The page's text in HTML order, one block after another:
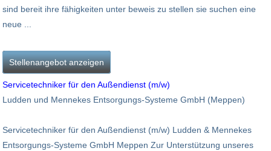
sind bereit ihre fähigkeiten unter beweis zu stellen sie suchen eine
neue ...
Stellenangebot anzeigen
Servicetechniker für den Außendienst (m/w)
Ludden und Mennekes Entsorgungs-Systeme GmbH (Meppen)
Servicetechniker für den Außendienst (m/w) Ludden & Mennekes
Entsorgungs-Systeme GmbH Meppen Zur Unterstützung unseres